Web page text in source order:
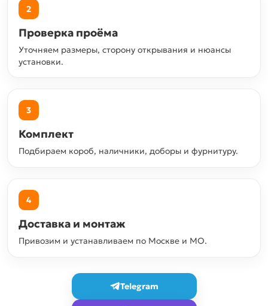
2
Проверка проёма
Уточняем размеры, сторону открывания и нюансы
установки.
3
Комплект
Подбираем короб, наличники, доборы и фурнитуру.
4
Доставка и монтаж
Привозим и устанавливаем по Москве и МО.
Telegram